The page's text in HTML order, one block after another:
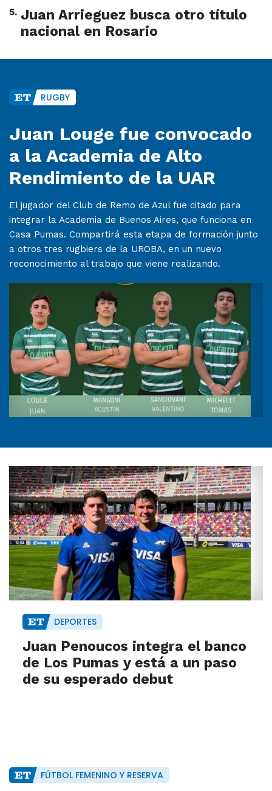
5. Juan Arrieguez busca otro título
nacional en Rosario
RUGBY
Juan Louge fue convocado
a la Academia de Alto
Rendimiento de la UAR
El jugador del Club de Remo de Azul fue citado para
integrar la Academia de Buenos Aires, que funciona en
Casa Pumas. Compartirá esta etapa de formación junto
a otros tres rugbiers de la UROBA, en un nuevo
reconocimiento al trabajo que viene realizando.
DEPORTES
Juan Penoucos integra el banco
de Los Pumas y está a un paso
de su esperado debut
FÚTBOL FEMENINO Y RESERVA